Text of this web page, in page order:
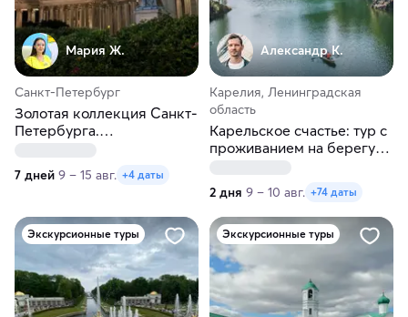
Мария Ж.
Санкт-Петербург
Золотая коллекция Санкт-
Петербурга.
7 дней 9 – 15 авг. +4 даты
Александр К.
Карелия, Ленинградская
область
Карельское счастье: тур с
проживанием на берегу
2 дня 9 – 10 авг. +74 даты
Экскурсионные туры Экскурсионные туры